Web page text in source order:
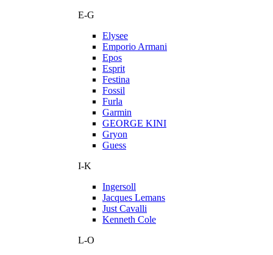
E-G
Elysee
Emporio Armani
Epos
Esprit
Festina
Fossil
Furla
Garmin
GEORGE KINI
Gryon
Guess
I-K
Ingersoll
Jacques Lemans
Just Cavalli
Kenneth Cole
L-O